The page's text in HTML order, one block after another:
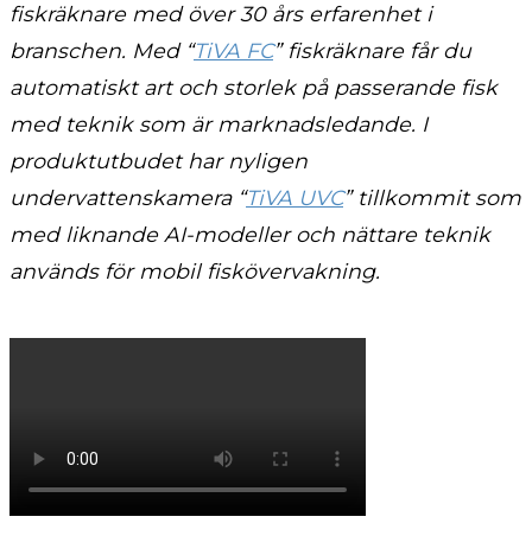
fiskräknare med över 30 års erfarenhet i
branschen. Med “TiVA FC” fiskräknare får du
automatiskt art och storlek på passerande fisk
med teknik som är marknadsledande. I
produktutbudet har nyligen
undervattenskamera “TiVA UVC” tillkommit som
med liknande AI-modeller och nättare teknik
används för mobil fiskövervakning.